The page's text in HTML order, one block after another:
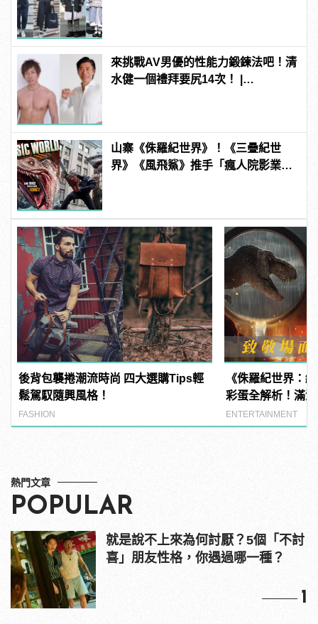
來挑戰AV男優的性能力鍛鍊法吧！清
水健一個禮拜要尻14次！ |
山寨《侏羅紀世界》！《三疊紀世
界》《風飛鯊》推手「瘋人院影業」
後背包襲捲潮流時尚 四大選購Tips輕
鬆駕馭隨興風格！
FASHION
《侏羅紀世界：
彩蛋全解析！滿
影迷才看得懂！
ENTERTAINMENT
熱門文章
POPULAR
就是說不上來為何討厭？5個「不討
喜」朋友性格，你遇過哪一種？
1